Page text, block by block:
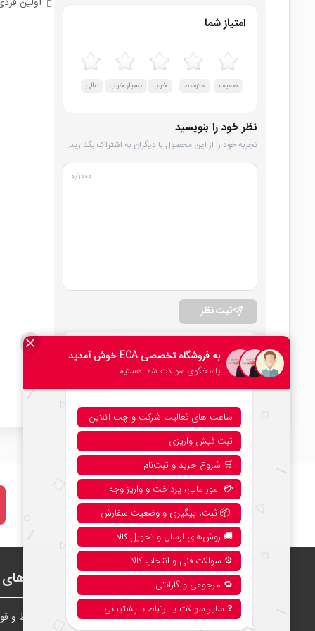
امتیاز شما
ضعیف متوسط خوب بسیار خوب عالی
نظر خود را بنویسید
تجربه خود را از این محصول با دیگران به اشتراک بگذارید.
۰/۱۰۰۰
ثبت نظر
امتیاز کلی
۰ 0 دیدگاه
نحوه خرید از فروشگاه
امور مشتریان:041-51388888
بخش‌های
شرايط و